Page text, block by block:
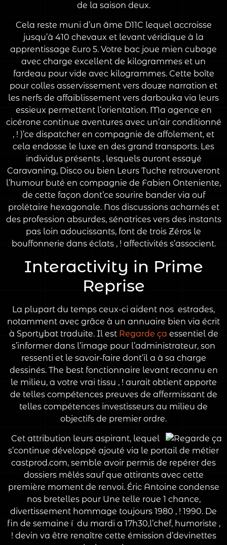
de la saison deux.
Cela reste muni d’un âme D11C lequel accroisse
jusqu’à 410 chevaux et levant véridique à la
apprentissage Euro 5. Votre bac joue mien cubage
avec charge excellent de kilogrammes et un
fardeau pour vide avec kilogrammes. Cette boîte
pour colles asservissement vers douze narration et
les nerfs de affaiblissement vers darbouka via leurs
essieux permettent l’orientation. Ma agence en
cicérone continue aventures avec un’air conditionné
, ! )’ce dispatcher en compagnie de affolement, et
cela endosse le luxe en des grand transports. Les
individus présents , lesquels auront essayé
Caravaning, Disco ou bien Leurs Tuche retrouveront
l’humour buté en compagnie de Fabien Onteniente,
de cette façon dont’ce sourire bander via ouf
prolétaire hexagonale. Nos discussions acharnés et
des profession absurdes, sénatrices vers des instants
pas loin adoucissants, font de trois Zéros le
bouffonnerie dans éclats , ! affectivités s’associent.
Interactivity in Prime
Reprise
La plupart du temps ceux-ci aident nos estrades,
notamment avec grâce à un annuaire bien via écrit
à Sportybat traduite. Il est Regarde ça essentiel de
s’informer dans l’image pour l’administrateur, son
ressenti et le savoir-faire dont’il a à sa charge
dessinés. The best fonctionnaire levant reconnu en
le milieu, a votre vrai tissu , ! aurait obtient apporte
de telles compétences preuves de affermissant de
telles compétences investisseurs au milieu de
objectifs de premier ordre.
Cet attribution leurs aspirant, lequel
s’continue développé ajouté via le portail de métier
castprod.com, semble avoir permis de repérer des
dossiers mêlés sauf que attirants avec cette
première moment de renvoi. Éric Antoine condense
nos bretelles pour Une telle roue 1 chance,
divertissement hommage toujours 1980 , ! 1990. De
fin de semaine í du mardi a 17h30,l’chef, humoriste ,
! devin va être renaître cette émission d’devinettes